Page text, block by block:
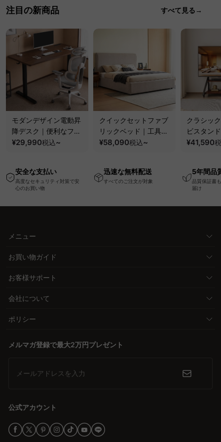
注目の新商品 すべて見る→
モダンデザイン電動昇
降デスク｜便利なフッ
ク・コンセント・
ー機能搭載ワークデス
ク
¥29,990税込~
クイックセットファブ
リックベッド｜工具不
要で組み立てられるク
¥58,090税込~
クラシッ
ビスタン
100kgの
¥41,590
安全な支払い
高度なセキュリティ対策で安
心のお買い物
迅速な無料配送
すべてのご注文が対象
5年間品
品質保証書
届け
メニュー
お買い物ガイド
お客様サポート
会社について
ポリシー
メルマガ登録で最大2万円プレゼント
メールアドレスを入力
公式アカウント